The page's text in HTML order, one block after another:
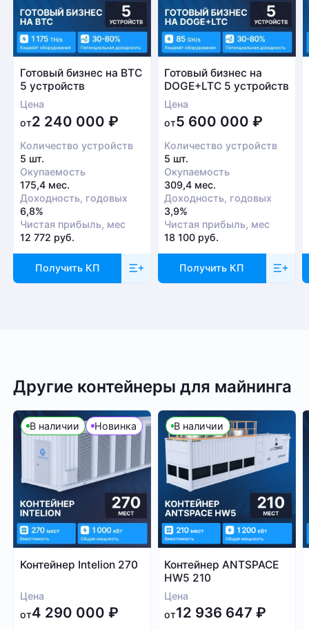
Готовый бизнес на BTC
5 устройств
Цена
от2 240 000 ₽
Количество устройств
5 шт.
Окупаемость
175,4 мес.
Доходность, годовых
6,8%
Чистая прибыль, мес
12 772 руб.
Получить КП
Готовый бизнес на
DOGE+LTC 5 устройств
Цена
от5 600 000₽
Количество устройств
5 шт.
Окупаемость
309,4 мес.
Доходность, годовых
3,9%
Чистая прибыль, мес
18 100 руб.
Получить КП
Другие контейнеры для майнинга
В наличии Новинка
Контейнер Intelion 270
Цена
от4 290 000 ₽
В наличии
Контейнер ANTSPACE
HW5 210
Цена
от12 936 647₽